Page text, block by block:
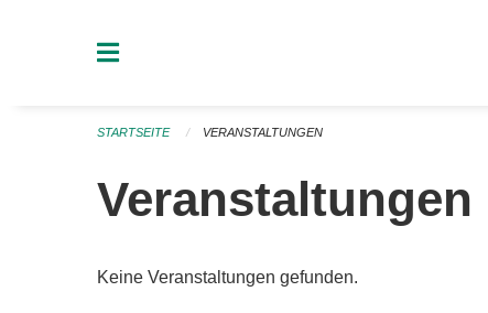
STARTSEITE VERANSTALTUNGEN
Veranstaltungen
Keine Veranstaltungen gefunden.